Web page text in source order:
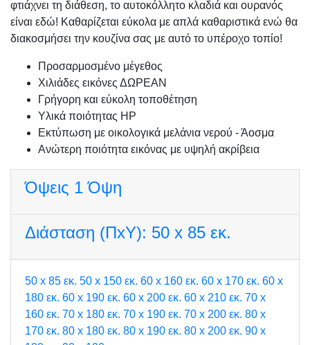
φτιάχνει τη διάθεση, το αυτοκόλλητο κλαδιά και ουρανός
είναι εδώ! Καθαρίζεται εύκολα με απλά καθαριστικά ενώ θα
διακοσμήσει την κουζίνα σας με αυτό το υπέροχο τοπίο!
Προσαρμοσμένo μέγεθος
Χιλιάδες εικόνες ΔΩΡΕΑΝ
Γρήγορη και εύκολη τοποθέτηση
Υλικά ποιότητας HP
Εκτύπωση με οικολογικά μελάνια νερού - Άοσμα
Ανώτερη ποιότητα εικόνας με υψηλή ακρίβεια
Όψεις 1 Όψη
Διάσταση (ΠxΥ): 50 x 85 εκ.
50 x 85 εκ. 50 x 150 εκ. 60 x 160 εκ. 60 x 170 εκ. 60 x
180 εκ. 60 x 190 εκ. 60 x 200 εκ. 60 x 210 εκ. 70 x
160 εκ. 70 x 180 εκ. 70 x 190 εκ. 70 x 200 εκ. 80 x
170 εκ. 80 x 180 εκ. 80 x 190 εκ. 80 x 200 εκ. 90 x